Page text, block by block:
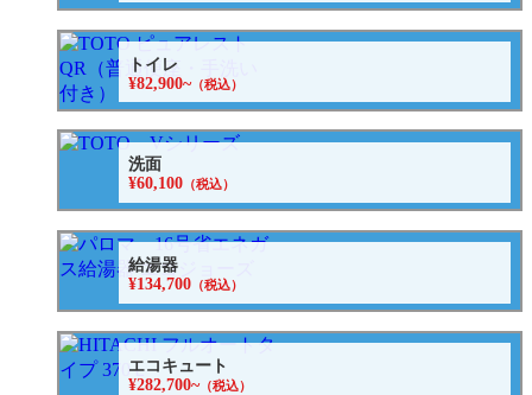
トイレ
¥82,900~（税込）
洗面
¥60,100 （税込）
給湯器
¥134,700 （税込）
エコキュート
¥282,700~（税込）